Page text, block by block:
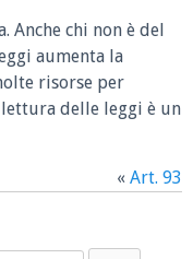
chi non è del
aumenta la
risorse per
delle leggi è un
« Art. 93